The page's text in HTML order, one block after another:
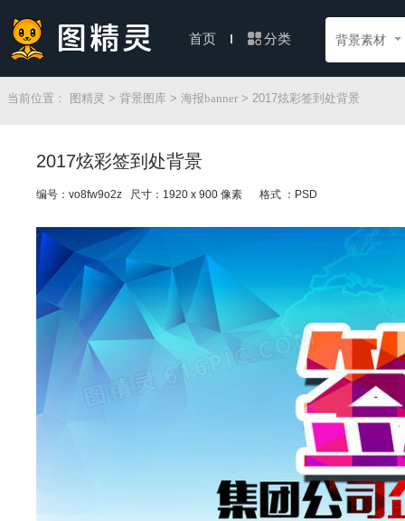
首页 分类 背景素材
当前位置： 图精灵 > 背景图库 > 海报banner > 2017炫彩签到处背景
2017炫彩签到处背景
编号：vo8fw9o2z 尺寸：1920 x 900 像素 格式 ：PSD